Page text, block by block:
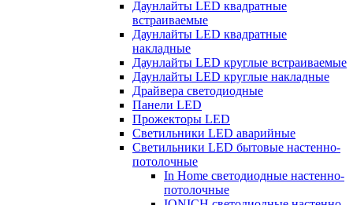
Даунлайты LED квадратные
встраиваемые
Даунлайты LED квадратные
накладные
Даунлайты LED круглые встраиваемые
Даунлайты LED круглые накладные
Драйвера светодиодные
Панели LED
Прожекторы LED
Светильники LED аварийные
Светильники LED бытовые настенно-
потолочные
In Home светодиодные настенно-
потолочные